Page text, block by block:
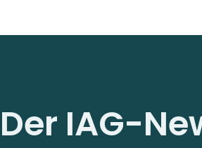
Der IAG-